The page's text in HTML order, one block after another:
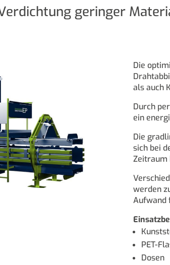
geringer
Die
als auch
Durch
ein
Die
sich bei
Zeitraum
werden
Aufwand
PET-
Dosen